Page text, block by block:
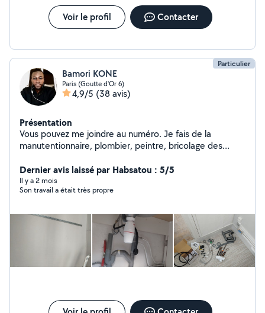
Voir le profil Contacter
Particulier
Bamori KONE
Paris (Goutte d'Or 6)
4,9/5 (38 avis)
Présentation
Vous pouvez me joindre au numéro. Je fais de la
manutentionnaire, plombier, peintre, bricolage des
de terace, ménage, jardinerie, ouverture des portes
bloqué
Dernier avis laissé par Habsatou : 5/5
Il y a 2 mois
Son travail a était très propre